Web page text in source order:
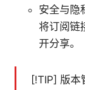
安全与隐
将订阅链
开分享。
[!TIP] 版本